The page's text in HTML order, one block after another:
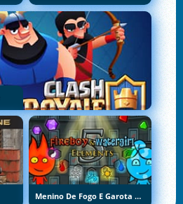
Menino De Fogo E Garota De Água 5: Elementos